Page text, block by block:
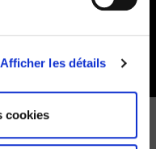
Afficher les détails
cookies